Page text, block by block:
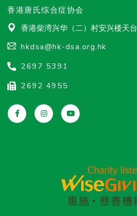
香港唐氏综合症协会
香港柴湾兴华（二）村安兴楼天台
hkdsa@hk-dsa.org.hk
2697 5391
2692 4955